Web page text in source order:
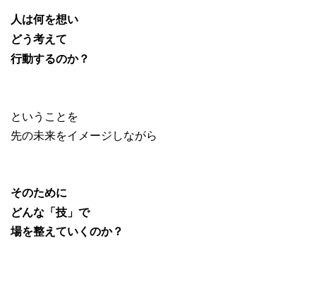
人は何を想い
どう考えて
行動するのか？
ということを
先の未来をイメージしながら
そのために
どんな「技」で
場を整えていくのか？